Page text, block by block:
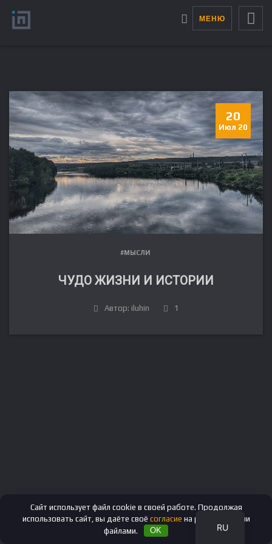
МЕНЮ
20
Июл 20
#МЫСЛИ
ЧУДО ЖИЗНИ И ИСТОРИИ
Автор: iluhin 1
RU
EN
Сайт использует файл cookie в своей работе. Продолжая
использовать сайт, вы даёте своё согласие на работу с этими
файлами.
OK